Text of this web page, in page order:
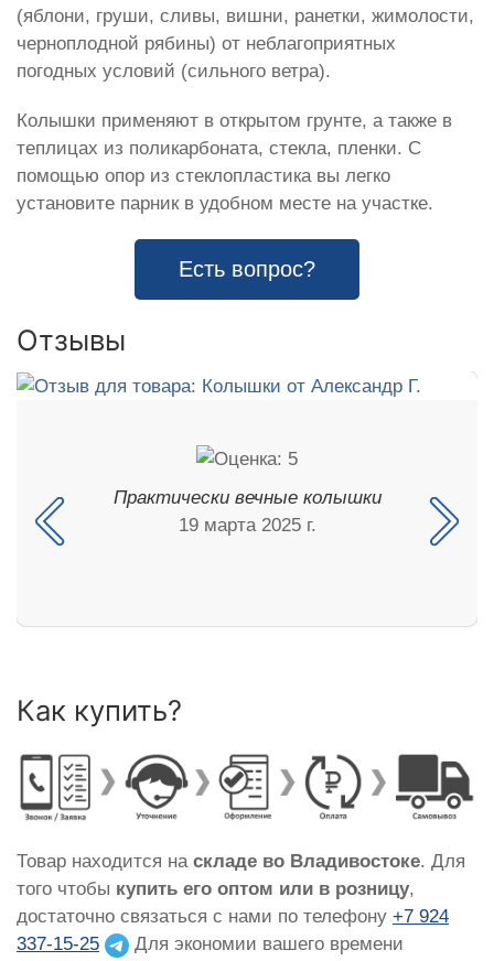
(яблони, груши, сливы, вишни, ранетки, жимолости,
черноплодной рябины) от неблагоприятных
погодных условий (сильного ветра).
Колышки применяют в открытом грунте, а также в
теплицах из поликарбоната, стекла, пленки. С
помощью опор из стеклопластика вы легко
установите парник в удобном месте на участке.
Есть вопрос?
Отзывы
Практически вечные колышки
19 марта 2025 г.
Как купить?
Товар находится на складе во Владивостоке. Для
того чтобы купить его оптом или в розницу,
достаточно связаться с нами по телефону +7 924
337-15-25
Для экономии вашего времени